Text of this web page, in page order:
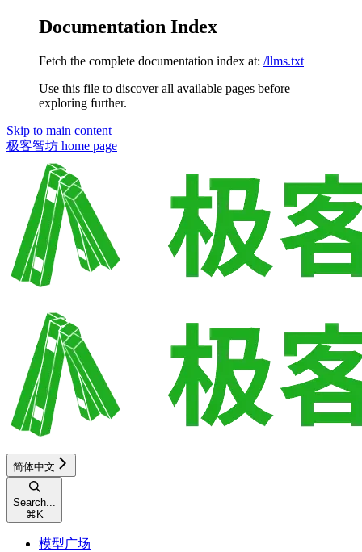
Documentation Index
Fetch the complete documentation index at: /llms.txt
Use this file to discover all available pages before
exploring further.
Skip to main content
极客智坊 home page
简体中文
Search...
⌘ K
模型广场